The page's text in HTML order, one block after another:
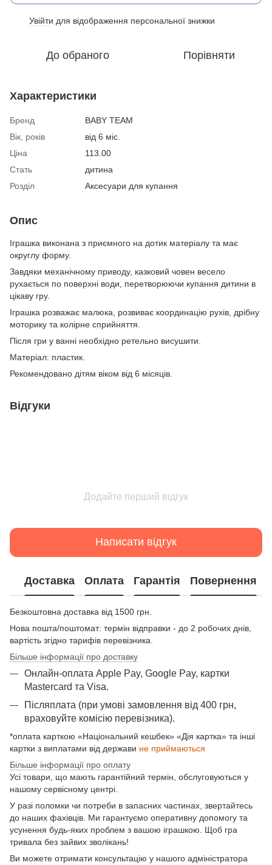
Увійти для відображення персональної знижки
До обраного Порівняти
Характеристики
Бренд
BABY TEAM
Вік, років
від 6 міс.
Ціна
113.00
Стать
дитина
Розділ
Аксесуари для купання
Опис
Іграшка виконана з приємного на дотик матеріалу та має
округлу форму.
Завдяки механічному приводу, казковий човен весело
рухається по поверхні води, перетворюючи купання дитини в
цікаву гру.
Іграшка розважає малюка, розвиває координацію рухів, дрібну
моторику та колірне сприйняття.
Після гри у ванні необхідно ретельно висушити.
Матеріал: пластик.
Рекомендовано дітям віком від 6 місяців.
Відгуки
Додайте перший відгук
Написати відгук
Доставка Оплата Гарантія Повернення
Безкоштовна доставка від 1500 грн.
Нова пошта/поштомат: термін відправки - до 2 робочих днів,
вартість згідно тарифів перевізника.
Більше інформації про доставку
Онлайн-оплата Apple Pay, Google Pay, картки
Mastercard та Visа.
Післяплата (при умові замовлення від 400 грн,
враховуйте комісію перевізника).
*оплата карткою «Національний кешбек» «Дія картка» та інші
картки з виплатами від держави не приймаються
Більше інформації про оплату
Усі товари, що мають гарантійний термін, обслуговуються у
нашому сервісному центрі.
У разі поломки чи потреби в запасних частинах, звертайтесь
до наших фахівців. Ми гарантуємо оперативну допомогу та
усунення будь-яких проблем з вашою іграшкою. Щоб гра
тривала без зайвих зволікань!
Ви можете отримати консультацію у нашого адміністратора